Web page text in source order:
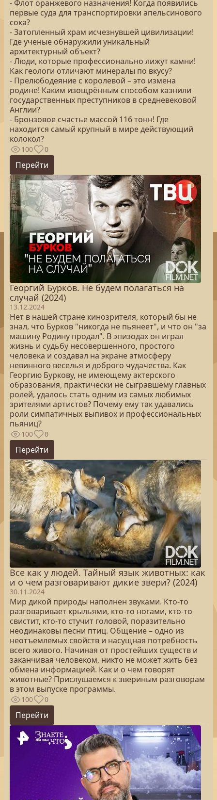
- Флот оранжевого назначения! Когда появились
первые суда для транспортировки апельсинового
сока?
- Затопленный храм исчезнувшей цивилизации!
Где ученые обнаружили уникальный
архитектурный объект?
- Люди, которые профессионально лижут камни!
Как геологи отличают минералы по вкусу?
- Прелюбодеяние с королевой – это измена
родине! Каким изощрённым способом казнили
государственных преступников в средневековой
Англии?
- Бронзовое счастье массой 116 тонн! Где
находится самый крупный в мире действующий
колокол?
100 0
Перейти
Георгий Бурков. Не будем полагаться на
случай (2024)
13.12.2024
Нет в нашей стране кинозрителя, который бы не
знал, что Бурков "никогда не пьянеет", и что он "за
машину Родину продал". В эпизодах он играл
жизнь и судьбу несовершенного, простого
человека и создавал на экране атмосферу
невинного веселья и доброго чудачества. Как
Георгию Буркову, не имеющему актерского
образования, практически не сыгравшему главных
ролей, удалось стать одним из самых любимых
зрителями артистов? Почему ему так удавались
роли симпатичных выпивох и профессиональных
пьяниц?
100 0
Перейти
Все как у людей. Тайный язык животных: как
и о чем разговаривают дикие звери? (2024)
30.11.2024
Мир дикой природы наполнен звуками. Кто-то
разговаривает крыльями, кто-то ногами, кто-то
свистит, кто-то стучит головой, поразительно
неодинаковы песни птиц. Общение – одно из
неотъемлемых свойств и насущная потребность
всего живого. Начиная от простейших существ и
заканчивая человеком, никто не может жить без
обмена информацией. Как и о чем говорят
животные? Прислушаемся к звериным разговорам
в этом выпуске программы.
100 0
Перейти